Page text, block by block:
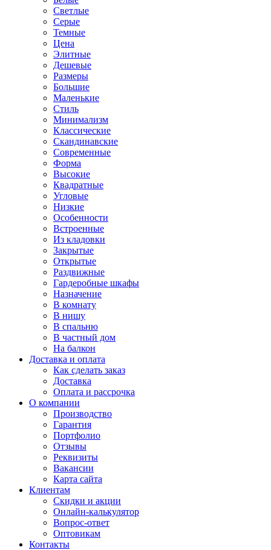
Светлые
Серые
Темные
Цена
Элитные
Дешевые
Размеры
Большие
Маленькие
Стиль
Минимализм
Классические
Скандинавские
Современные
Форма
Высокие
Квадратные
Угловые
Низкие
Особенности
Встроенные
Из кладовки
Закрытые
Открытые
Раздвижные
Гардеробные шкафы
Назначение
В комнату
В нишу
В спальню
В частный дом
На балкон
Доставка и оплата
Как сделать заказ
Доставка
Оплата и рассрочка
О компании
Производство
Гарантия
Портфолио
Отзывы
Реквизиты
Вакансии
Карта сайта
Клиентам
Скидки и акции
Онлайн-калькулятор
Вопрос-ответ
Оптовикам
Контакты